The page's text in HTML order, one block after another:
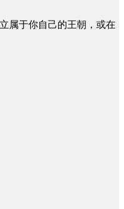
属于你自己的王朝，或在